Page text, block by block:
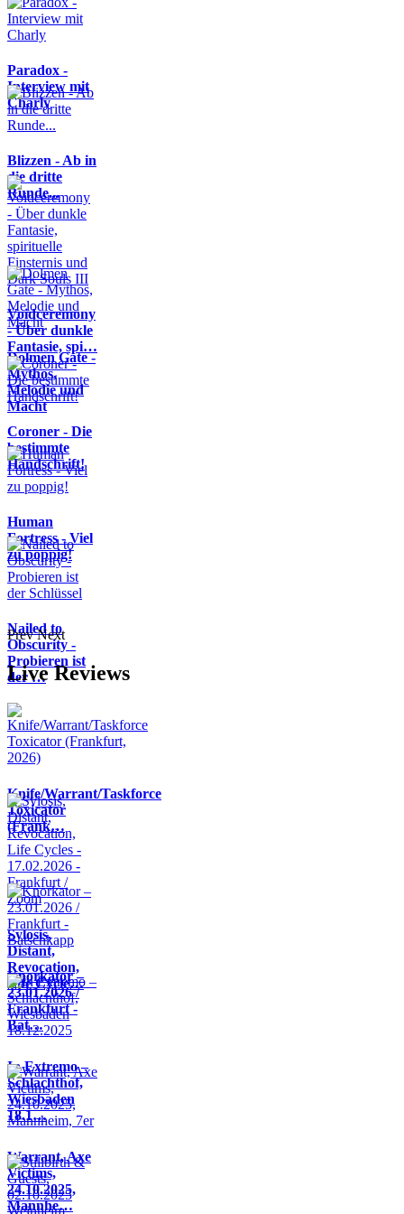
Paradox -
Interview mit
Charly
Blizzen - Ab in
die dritte
Runde...
Voidceremony
- Über dunkle
Fantasie, spi…
Dolmen Gate -
Mythos,
Melodie und
Macht
Coroner - Die
bestimmte
Handschrift!
Human
Fortress - Viel
zu poppig!
Nailed to
Obscurity -
Probieren ist
der …
Prev Next
Live Reviews
Knife/Warrant/Taskforce
Toxicator
(Frank…
Sylosis,
Distant,
Revocation,
Life Cycle…
Knorkator –
23.01.2026 /
Frankfurt -
Bat…
In Extremo –
Schlachthof,
Wiesbaden
18.1…
Warrant, Axe
Victims,
24.10.2025,
Mannhe…